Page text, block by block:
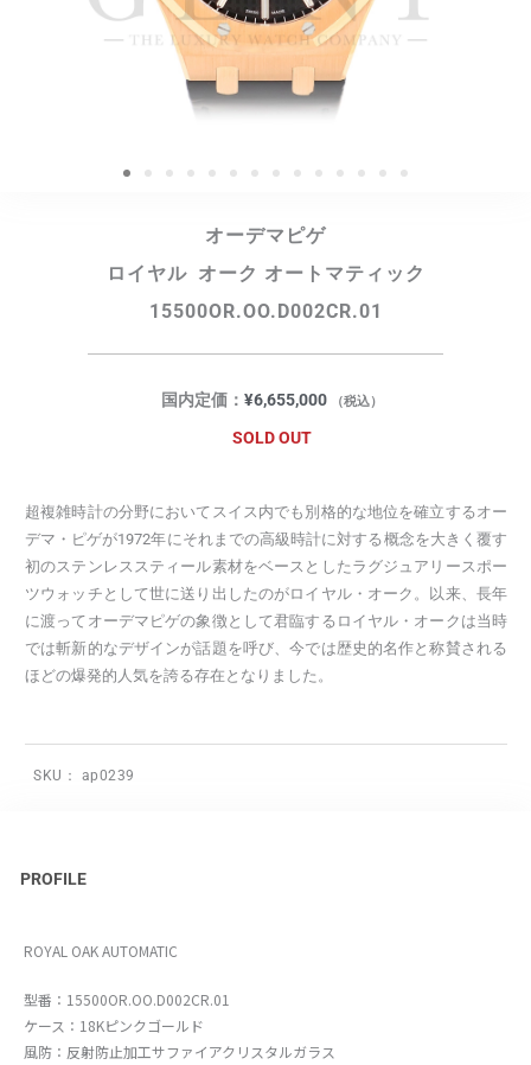
オーデマピゲ
ロイヤル オーク オートマティック
15500OR.OO.D002CR.01
国内定価： ¥6,655,000 （税込）
SOLD OUT
超複雑時計の分野においてスイス内でも別格的な地位を確立するオー
デマ・ピゲが1972年にそれまでの高級時計に対する概念を大きく覆す
初のステンレススティール素材をベースとしたラグジュアリースポー
ツウォッチとして世に送り出したのがロイヤル・オーク。以来、長年
に渡ってオーデマピゲの象徴として君臨するロイヤル・オークは当時
では斬新的なデザインが話題を呼び、今では歴史的名作と称賛される
ほどの爆発的人気を誇る存在となりました。
SKU： ap0239
PROFILE
ROYAL OAK AUTOMATIC
型番：15500OR.OO.D002CR.01
ケース：18Kピンクゴールド
風防：反射防止加工サファイアクリスタルガラス